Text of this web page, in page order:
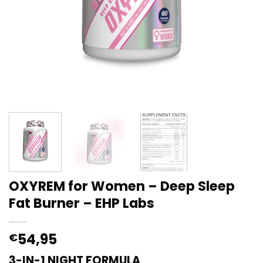
OXYREM for Women – Deep Sleep
Fat Burner – EHP Labs
€54,95